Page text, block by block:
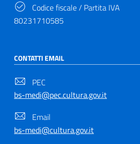
Codice fiscale / Partita IVA
80231710585
CONTATTI EMAIL
PEC
bs-medi@pec.cultura.gov.it
Email
bs-medi@cultura.gov.it